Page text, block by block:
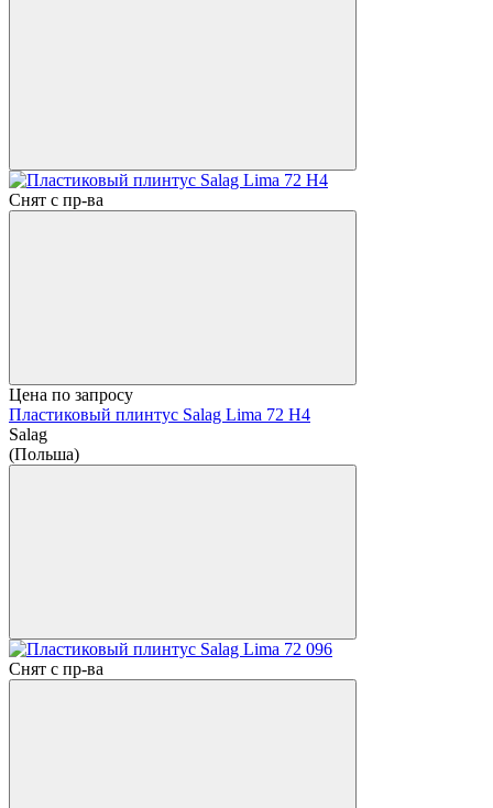
Снят с пр-ва
Цена по запросу
Пластиковый плинтус Salag Lima 72 H4
Salag
(Польша)
Снят с пр-ва